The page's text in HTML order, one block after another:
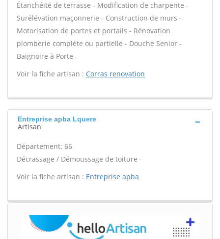
Étanchéité de terrasse - Modification de charpente -
Surélévation maçonnerie - Construction de murs -
Motorisation de portes et portails - Rénovation
plomberie complète ou partielle - Douche Senior -
Baignoire à Porte -
Voir la fiche artisan : Corras renovation
Entreprise apba Lquere
Artisan
Département: 66
Décrassage / Démoussage de toiture -
Voir la fiche artisan : Entreprise apba